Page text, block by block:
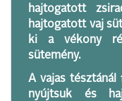
hajtogatott
hajtogatott vaj
ki a vékony
sütemény.
A vajas tésztánál
nyújtsuk és